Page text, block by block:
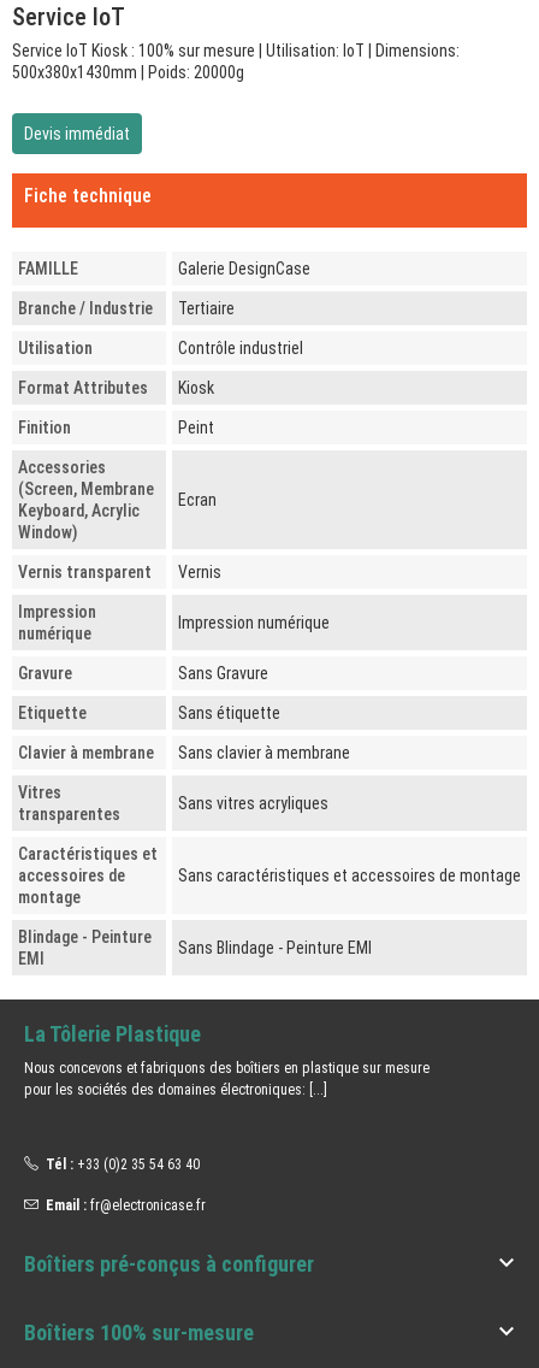
Service IoT
Service IoT Kiosk : 100% sur mesure | Utilisation: IoT | Dimensions:
500x380x1430mm | Poids: 20000g
Devis immédiat
Fiche technique
FAMILLE Galerie DesignCase
Branche / Industrie Tertiaire
Utilisation Contrôle industriel
Format Attributes Kiosk
Finition Peint
Accessories
(Screen, Membrane
Keyboard, Acrylic
Window)
Ecran
Vernis transparent Vernis
Impression
numérique
Impression numérique
Gravure Sans Gravure
Etiquette Sans étiquette
Clavier à membrane Sans clavier à membrane
Vitres
transparentes
Sans vitres acryliques
Caractéristiques et
accessoires de
montage
Sans caractéristiques et accessoires de montage
Blindage - Peinture
EMI
Sans Blindage - Peinture EMI
La Tôlerie Plastique
Nous concevons et fabriquons des boîtiers en plastique sur mesure
pour les sociétés des domaines électroniques: [...]
Tél : +33 (0)2 35 54 63 40
Email : fr@electronicase.fr
Boîtiers pré-conçus à configurer 
Boîtiers 100% sur-mesure 